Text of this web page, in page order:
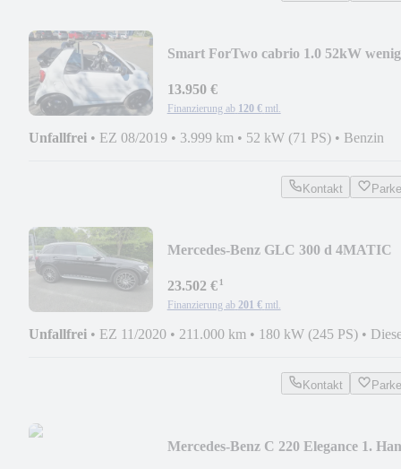
Smart ForTwo cabrio 1.0 52kW wenig
13.950 €
Finanzierung ab 120 € mtl.
Unfallfrei • EZ 08/2019 • 3.999 km • 52 kW (71 PS) • Benzin
Kontakt
Mercedes-Benz GLC 300 d 4MATIC
23.502 €¹
Finanzierung ab 201 € mtl.
Unfallfrei • EZ 11/2020 • 211.000 km • 180 kW (245 PS) •
Kontakt
Mercedes-Benz C 220 Elegance 1.